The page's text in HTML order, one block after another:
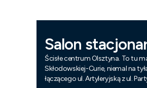
Salon
Ścisłe centrum Olsztyna. To tu
Skłodowskiej-Curie, niemal na
łączącego ul. Artyleryjską z ul.